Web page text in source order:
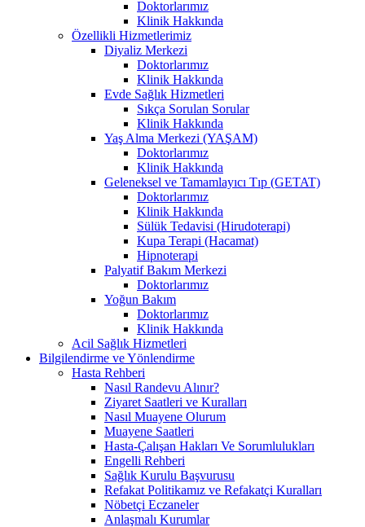
Doktorlarımız
Klinik Hakkında
Özellikli Hizmetlerimiz
Diyaliz Merkezi
Doktorlarımız
Klinik Hakkında
Evde Sağlık Hizmetleri
Sıkça Sorulan Sorular
Klinik Hakkında
Yaş Alma Merkezi (YAŞAM)
Doktorlarımız
Klinik Hakkında
Geleneksel ve Tamamlayıcı Tıp (GETAT)
Doktorlarımız
Klinik Hakkında
Sülük Tedavisi (Hirudoterapi)
Kupa Terapi (Hacamat)
Hipnoterapi
Palyatif Bakım Merkezi
Doktorlarımız
Yoğun Bakım
Doktorlarımız
Klinik Hakkında
Acil Sağlık Hizmetleri
Bilgilendirme ve Yönlendirme
Hasta Rehberi
Nasıl Randevu Alınır?
Ziyaret Saatleri ve Kuralları
Nasıl Muayene Olurum
Muayene Saatleri
Hasta-Çalışan Hakları Ve Sorumlulukları
Engelli Rehberi
Sağlık Kurulu Başvurusu
Refakat Politikamız ve Refakatçi Kuralları
Nöbetçi Eczaneler
Anlaşmalı Kurumlar